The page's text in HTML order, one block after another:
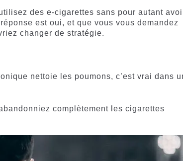
des e-cigarettes sans pour autant
est oui, et que vous vous demandez
changer de stratégie.
nettoie les poumons, c’est vrai dans
complètement les cigarettes